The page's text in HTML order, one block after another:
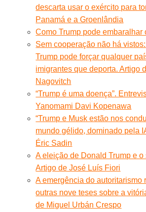
descarta usar o exército para
Panamá e a Groenlândia
Como Trump pode embaralhar
Sem cooperação não há
Trump pode forçar qualquer
imigrantes que deporta. Artigo
Nagovitch
“Trump é uma doença”.
Yanomami Davi Kopenawa
“Trump e Musk estão nos
mundo gélido, dominado pela
Éric Sadin
A eleição de Donald Trump e
Artigo de José Luís Fiori
A emergência do autoritarismo
outras nove teses sobre a
de Miguel Urbán Crespo